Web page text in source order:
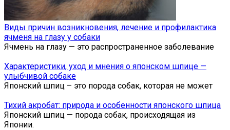
Виды причин возникновения, лечение и профилактика
ячменя на глазу у собаки
Ячмень на глазу — это распространенное заболевание
Характеристики, уход и мнения о японском шпице —
улыбчивой собаке
Японский шпиц – это порода собак, которая не может
Тихий акробат: природа и особенности японского шпица
Японский шпиц — порода собак, происходящая из
Японии.